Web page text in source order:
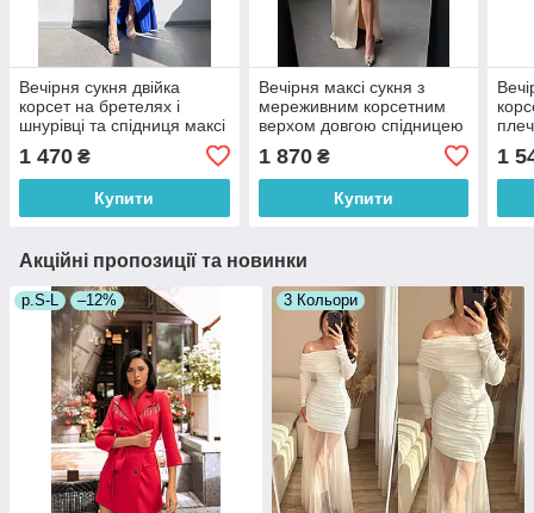
Вечірня сукня двійка
корсет на бретелях і
шнурівці та спідниця максі
66036057Е
1 470 ₴
Купити
Вечірня максі сукня з
мереживним корсетним
верхом довгою спідницею
з розрізом і рукавичками
(р. 42, 44) 66036243Е
1 870₴
Купити
44)
1
Акційні пропозиції та новинки
р.S-L –12% 3 Кольори